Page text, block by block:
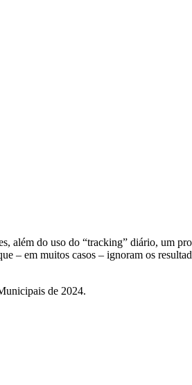
além do uso do “tracking” diário, um
em muitos casos – ignoram os
de 2024.